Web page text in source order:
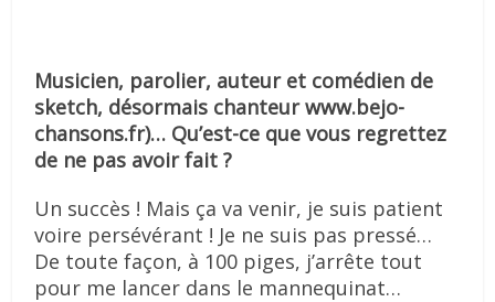
Musicien, parolier, auteur et comédien de
sketch, désormais chanteur www.bejo-
chansons.fr)… Qu’est-ce que vous regrettez
de ne pas avoir fait ?
Un succès ! Mais ça va venir, je suis patient
voire persévérant ! Je ne suis pas pressé…
De toute façon, à 100 piges, j’arrête tout
pour me lancer dans le mannequinat…